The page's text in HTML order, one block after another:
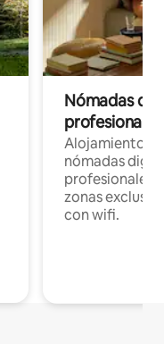
Nómadas
Alojamientos
nómadas
profesionales
zonas
con wifi.